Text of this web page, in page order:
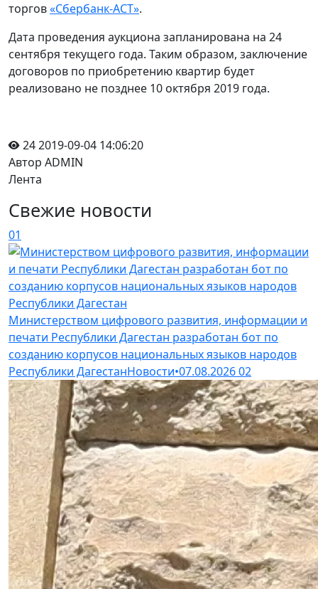
торгов«Сбербанк-АСТ».
Дата проведения аукциона запланирована на 24
сентября текущего года. Таким образом, заключение
договоров по приобретению квартир будет
реализовано не позднее 10 октября 2019 года.
242019-09-04 14:06:20
Автор ADMIN
Лента
Свежие новости
01
Министерством цифрового развития, информации и
печати Республики Дагестан разработан бот по
созданию корпусов национальных языков народов
Республики ДагестанНовости•07.08.202602